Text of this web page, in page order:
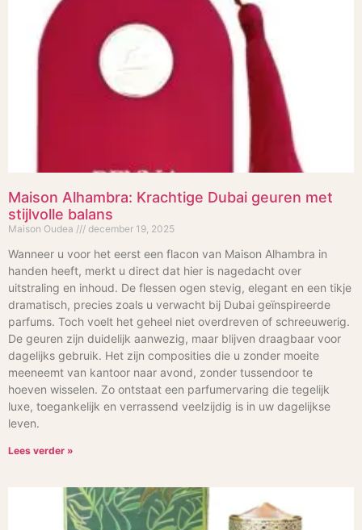
Maison Alhambra: Krachtige Dubai geuren met
stijlvolle balans
Maison Oudea december 19, 2025
Wanneer u voor het eerst een flacon van Maison Alhambra in
handen heeft, merkt u direct dat hier is nagedacht over
uitstraling en inhoud. De flessen ogen stevig, elegant en een tikje
dramatisch, precies zoals u verwacht bij Dubai geïnspireerde
parfums. Toch voelt het geheel niet overdreven of schreeuwerig.
De geuren zijn duidelijk aanwezig, maar blijven draagbaar voor
dagelijks gebruik. Het zijn composities die u zonder moeite
meeneemt van kantoor naar avond, zonder tussendoor te
hoeven wisselen. Zo ontstaat een parfumervaring die tegelijk
luxe, toegankelijk en verrassend veelzijdig is in uw dagelijkse
leven.
Lees verder »